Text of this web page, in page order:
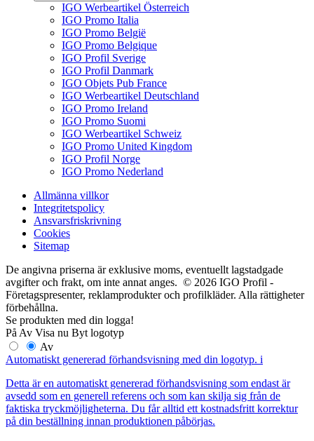
IGO Werbeartikel Österreich
IGO Promo Italia
IGO Promo België
IGO Promo Belgique
IGO Profil Sverige
IGO Profil Danmark
IGO Objets Pub France
IGO Werbeartikel Deutschland
IGO Promo Ireland
IGO Promo Suomi
IGO Werbeartikel Schweiz
IGO Promo United Kingdom
IGO Profil Norge
IGO Promo Nederland
Allmänna villkor
Integritetspolicy
Ansvarsfriskrivning
Cookies
Sitemap
De angivna priserna är exklusive moms, eventuellt lagstadgade
avgifter och frakt, om inte annat anges. © 2026 IGO Profil -
Företagspresenter, reklamprodukter och profilkläder. Alla rättigheter
förbehållna.
Se produkten med din logga!
På Av Visa nu Byt logotyp
Av
Automatiskt genererad förhandsvisning med din logotyp. i
Detta är en automatiskt genererad förhandsvisning som endast är
avsedd som en generell referens och som kan skilja sig från de
faktiska tryckmöjligheterna. Du får alltid ett kostnadsfritt korrektur
på din beställning innan produktionen påbörjas.